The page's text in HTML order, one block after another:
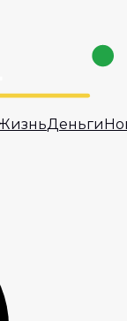
Деньги